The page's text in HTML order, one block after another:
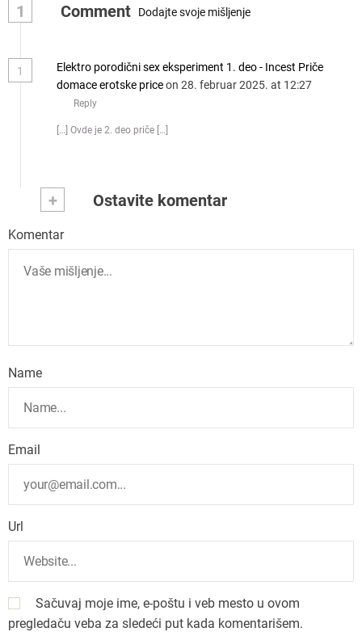
1 Comment Dodajte svoje mišljenje
1
Elektro porodični sex eksperiment 1. deo - Incest Priče
domace erotske priceon 28. februar 2025. at 12:27
Reply
[…] Ovde je 2. deo priče […]
+ Ostavite komentar
Komentar
Name
Email
Url
Sačuvaj moje ime, e-poštu i veb mesto u ovom
pregledaču veba za sledeći put kada komentarišem.